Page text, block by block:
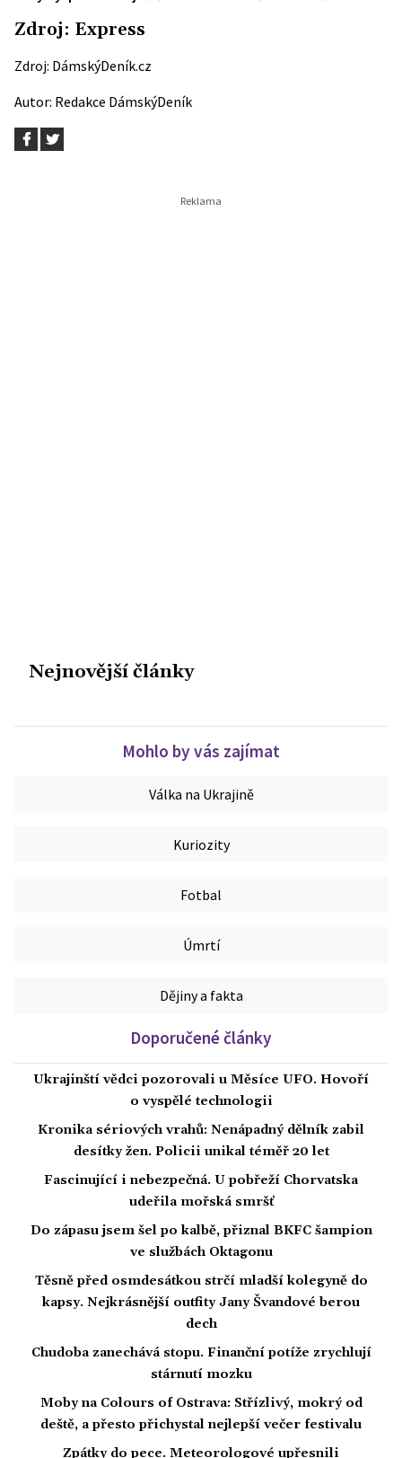
Zdroj: Express
Zdroj: DámskýDeník.cz
Autor: Redakce DámskýDeník
Nejnovější články
Mohlo by vás zajímat
Válka na Ukrajině
Kuriozity
Fotbal
Úmrtí
Dějiny a fakta
Doporučené články
Ukrajinští vědci pozorovali u Měsíce UFO. Hovoří
o vyspělé technologii
Kronika sériových vrahů: Nenápadný dělník zabil
desítky žen. Policii unikal téměř 20 let
Fascinující i nebezpečná. U pobřeží Chorvatska
udeřila mořská smršť
Do zápasu jsem šel po kalbě, přiznal BKFC šampion
ve službách Oktagonu
Těsně před osmdesátkou strčí mladší kolegyně do
kapsy. Nejkrásnější outfity Jany Švandové berou
dech
Chudoba zanechává stopu. Finanční potíže zrychlují
stárnutí mozku
Moby na Colours of Ostrava: Střízlivý, mokrý od
deště, a přesto přichystal nejlepší večer festivalu
Zpátky do pece. Meteorologové upřesnili